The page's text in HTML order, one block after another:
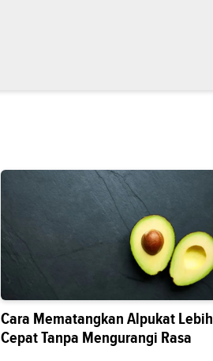
Cara Mematangkan Alpukat Lebih
Cepat Tanpa Mengurangi Rasa